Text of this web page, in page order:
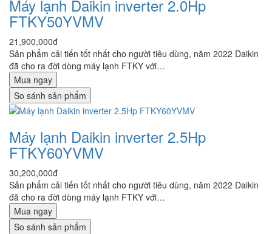
Máy lạnh Daikin inverter 2.0Hp
FTKY50YVMV
21,900,000đ
Sản phẩm cải tiến tốt nhất cho người tiêu dùng, năm 2022 Daikin
đã cho ra đời dòng máy lạnh FTKY với…
Mua ngay
So sánh sản phẩm
Máy lạnh Daikin inverter 2.5Hp
FTKY60YVMV
30,200,000đ
Sản phẩm cải tiến tốt nhất cho người tiêu dùng, năm 2022 Daikin
đã cho ra đời dòng máy lạnh FTKY với…
Mua ngay
So sánh sản phẩm